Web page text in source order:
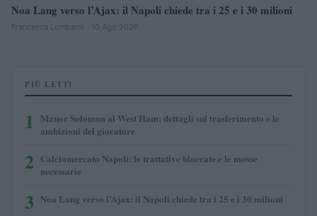
Noa Lang verso l’Ajax: il Napoli chiede tra i 25 e i 30 milioni
Francesca Lombardi · 10 Ago 2026
PIÙ LETTI
1
Manor Solomon al West Ham: dettagli sul trasferimento e le
ambizioni del giocatore
2 Calciomercato Napoli: le trattative bloccate e le mosse
necessarie
3 Noa Lang verso l’Ajax: il Napoli chiede tra i 25 e i 30 milioni